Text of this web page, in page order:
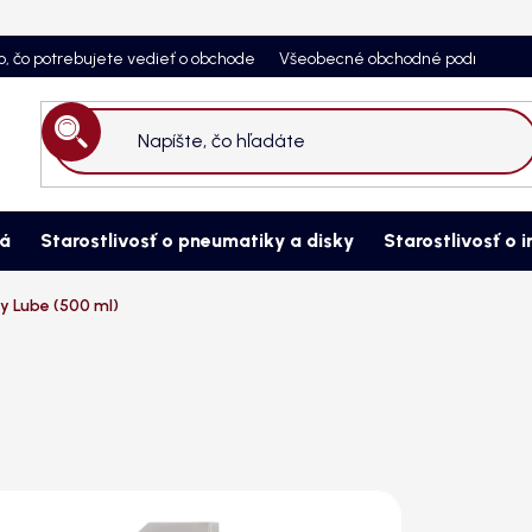
čo potrebujete vedieť o obchode Všeobecné obchodné podmienky
Hľadať
Starostlivosť o pneumatiky a disky Starostlivosť o
Lube (500 ml)